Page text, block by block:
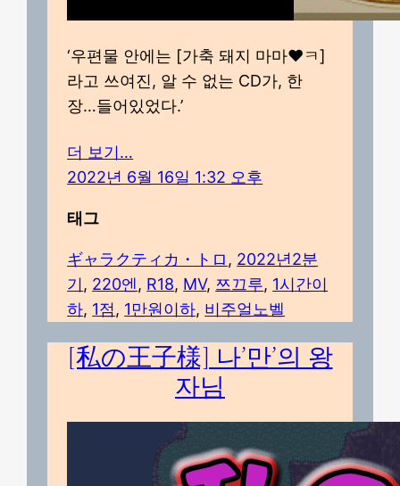
‘우편물 안에는 [가축 돼지 마마♥ㅋ]
라고 쓰여진, 알 수 없는 CD가, 한
장…들어있었다.’
더 보기…
2022년 6월 16일 1:32 오후
태그
ギャラクティカ・トロ , 2022년2분
기, 220엔, R18, MV, 쯔끄루, 1시간이
하, 1점, 1만원이하, 비주얼노벨
[私の王子様] 나’만’의 왕
자님